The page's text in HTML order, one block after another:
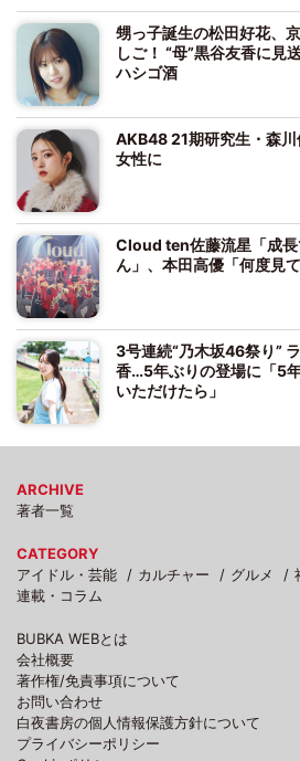
甥っ子誕生の松田好花、
しご！ “母”黒谷友香に見
ハシゴ酒
AKB48 21期研究生・森
女性に
Cloud ten佐藤流星「成長
ん」、本田高優「何度見
3号連続“乃木坂46祭り”
香…5年ぶりの登場に「5
いただけたら」
ARCHIVE
著者一覧
CATEGORY
アイドル・芸能
カルチャー グルメ
連載・コラム
BUBKA WEBとは
会社概要
著作権/免責事項について
お問い合わせ
白夜書房の個人情報保護方針について
プライバシーポリシー